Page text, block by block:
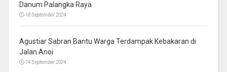
Danum Palangka Raya
18 September 2024
Agustiar Sabran Bantu Warga Terdampak Kebakaran di
Jalan Anoi
14 September 2024